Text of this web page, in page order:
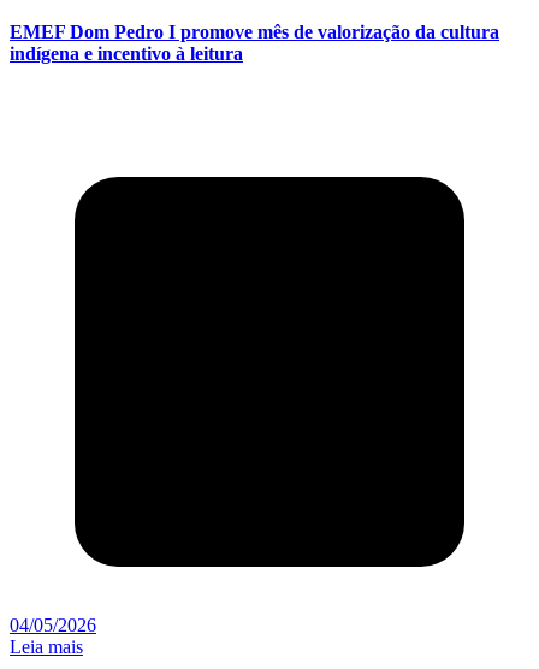
EMEF Dom Pedro I promove mês de valorização da cultura
indígena e incentivo à leitura
04/05/2026
Leia mais